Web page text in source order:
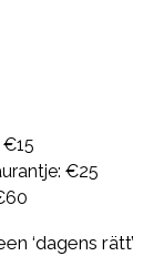
€25
‘dagens rätt’